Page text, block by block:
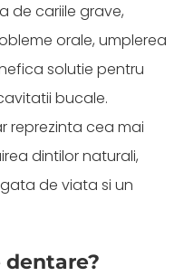
de cariile grave,
orale, umplerea
solutie pentru
bucale.
reprezinta cea mai
dintilor naturali,
de viata si un